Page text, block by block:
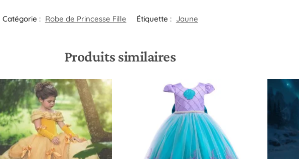
Catégorie : Robe de Princesse Fille Étiquette : Jaune
Produits similaires